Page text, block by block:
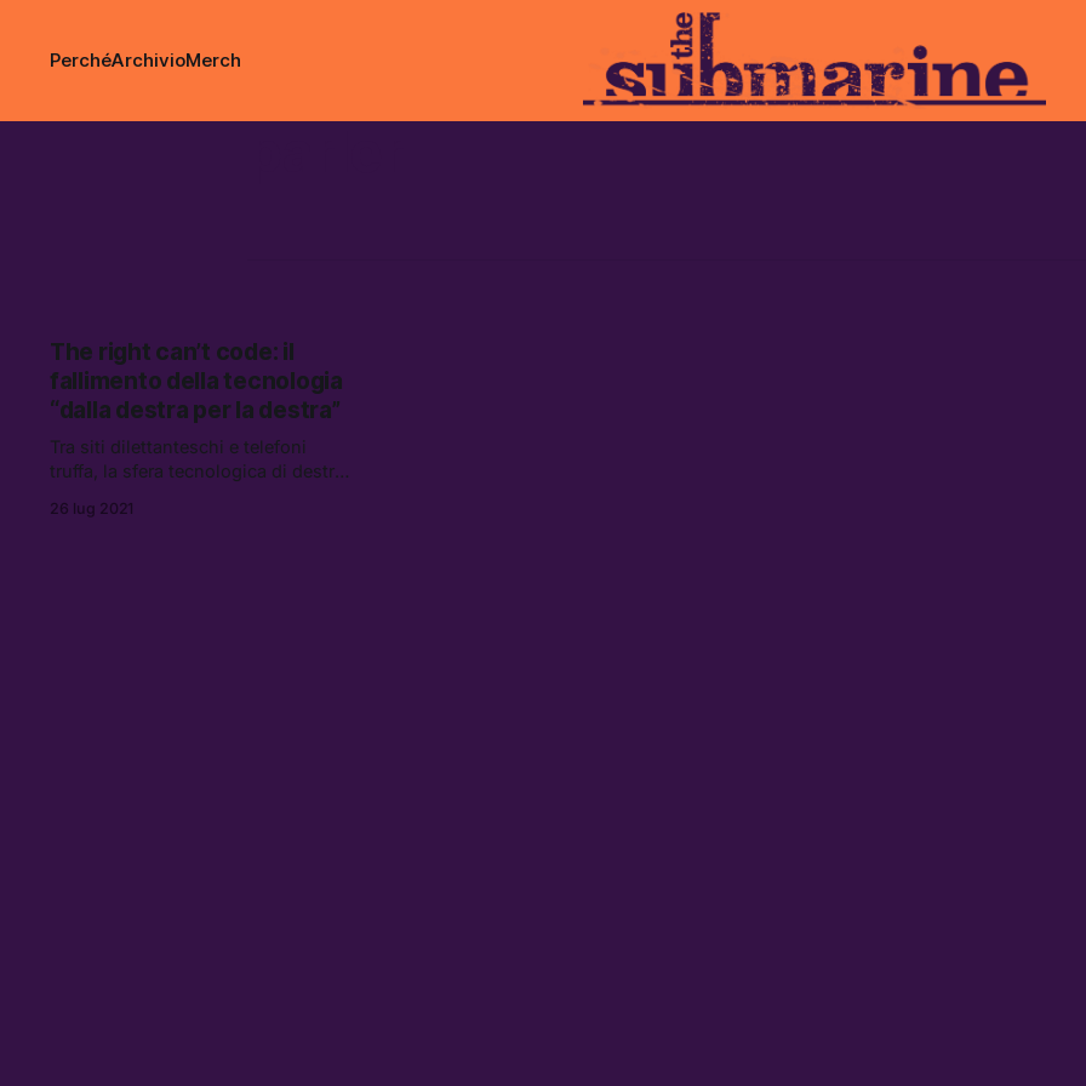
PerchéArchivioMerch
The right can’t code: il
fallimento della tecnologia
“dalla destra per la destra”
Tra siti dilettanteschi e telefoni
truffa, la sfera tecnologica di destra
un problema: internet tende a
26 lug 2021